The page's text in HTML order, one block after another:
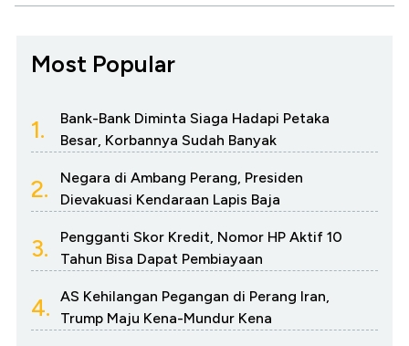
Most Popular
1.
Bank-Bank Diminta Siaga Hadapi Petaka
Besar, Korbannya Sudah Banyak
2.
Negara di Ambang Perang, Presiden
Dievakuasi Kendaraan Lapis Baja
3.
Pengganti Skor Kredit, Nomor HP Aktif 10
Tahun Bisa Dapat Pembiayaan
4.
AS Kehilangan Pegangan di Perang Iran,
Trump Maju Kena-Mundur Kena